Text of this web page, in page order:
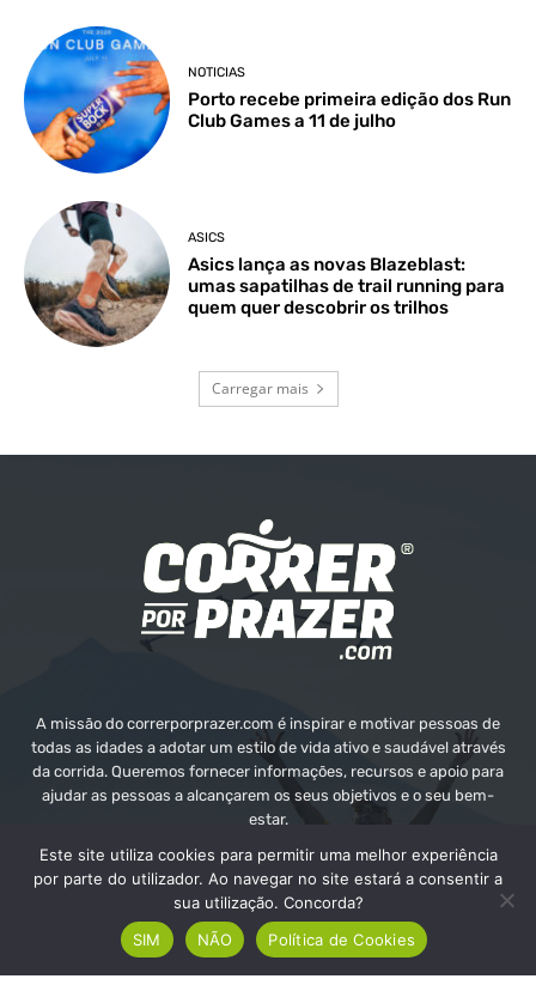
NOTICIAS
Porto recebe primeira edição dos Run
Club Games a 11 de julho
ASICS
Asics lança as novas Blazeblast:
umas sapatilhas de trail running para
quem quer descobrir os trilhos
Carregar mais
A missão do correrporprazer.com é inspirar e motivar pessoas de
todas as idades a adotar um estilo de vida ativo e saudável através
da corrida. Queremos fornecer informações, recursos e apoio para
ajudar as pessoas a alcançarem os seus objetivos e o seu bem-
estar.
Contate-nos:info@correrporprazer.com
Este site utiliza cookies para permitir uma melhor experiência
por parte do utilizador. Ao navegar no site estará a consentir a
sua utilização. Concorda?
SIM
NÃO Política de Cookies